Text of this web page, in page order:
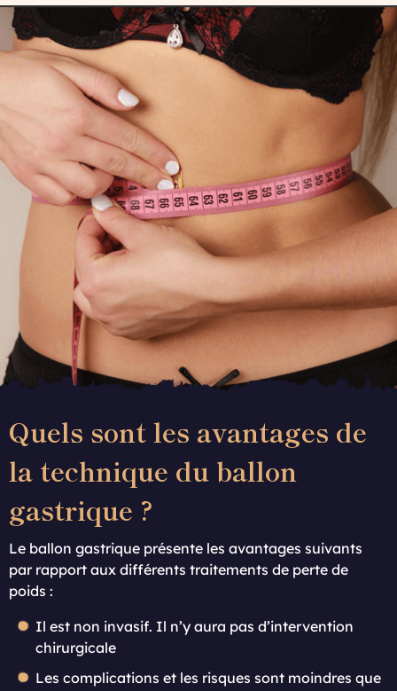
Quels sont les avantages de
la technique du ballon
gastrique ?
Le ballon gastrique présente les avantages suivants
par rapport aux différents traitements de perte de
poids :
Il est non invasif. Il n’y aura pas d’intervention
chirurgicale
Les complications et les risques sont moindres que